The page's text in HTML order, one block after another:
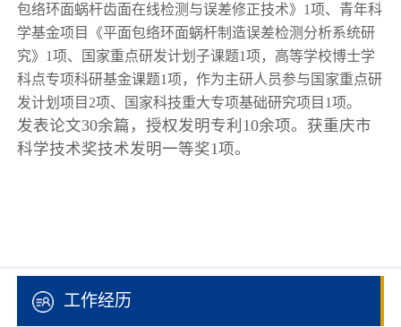
包络环面蜗杆齿面在线检测与误差修正技术》 1项、青年科
学基金项目《平面包络环面蜗杆制造误差检测分析系统研
究》 1项、国家重点研发计划子课题1项，高等学校博士学
科点专项科研基金课题1项，作为主研人员参与国家重点研
发计划项目2项、国家科技重大专项基础研究项目1项。
发表论文30余篇，授权发明专利 10余项。获重庆市
科学技术奖技术发明一等奖1项。
工作经历